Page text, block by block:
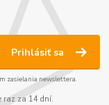
Prihlásiť sa
zasielania newslettera.
raz za 14 dní.